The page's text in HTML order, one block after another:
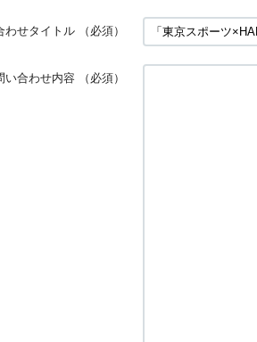
わせタイトル （必須）
い合わせ内容 （必須）